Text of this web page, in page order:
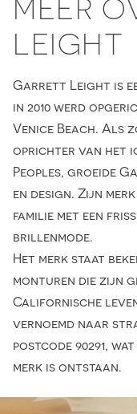
MEER
LEIGHT
Garrett Leight is
in 2010 werd
Venice Beach. Als
oprichter van het
Peoples, groeide
en design. Zijn
familie met een
brillenmode.
Het merk staat
monturen die zijn
Californische
vernoemd naar
postcode 90291,
merk is ontstaan.